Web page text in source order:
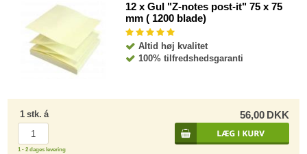
12 x Gul "Z-notes post-it" 75 x 75
mm ( 1200 blade)
Altid høj kvalitet
100% tilfredshedsgaranti
1 stk. á 56,00 DKK
1 - 2 dages levering